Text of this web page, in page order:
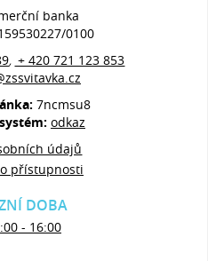
banka
0100
, + 420 721 123 853
7ncmsu8
odkaz
údajů
přístupnosti
DOBA
- 16:00